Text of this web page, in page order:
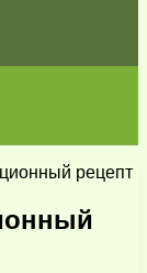
рецепт